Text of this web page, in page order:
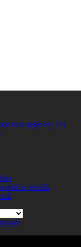
ved jægervej 12)
politik